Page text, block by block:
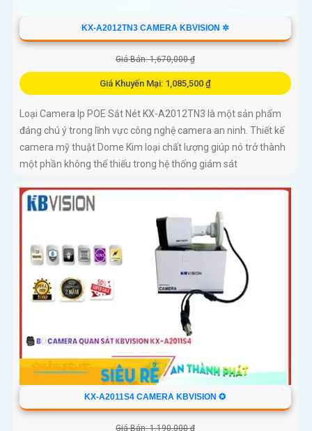
KX-A2012TN3 CAMERA KBVISION ✲
Giá Bán: 1,670,000 ₫
Giá Khuyến Mại: 1,085,500 ₫
Loại Camera Ip POE Sắt Nét KX-A2012TN3 là một sản phẩm
đáng chú ý trong lĩnh vực công nghệ camera an ninh. Thiết kế
camera mỹ thuật Dome Kim loại chất lượng giúp nó trở thành
một phần không thể thiếu trong hệ thống giám sát
KX-A2011S4 CAMERA KBVISION ✪
Giá Bán: 1,190,000 ₫